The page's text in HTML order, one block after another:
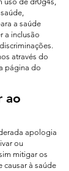
a saúde
a inclusão
através do
página do
ao
apologia
ou
mitigar os
causar à saúde